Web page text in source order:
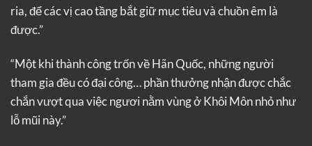
ria, để các vị cao tầng bắt giữ mục tiêu và chuồn êm là
được.”
“Một khi thành công trốn về Hãn Quốc, những người
tham gia đều có đại công… phần thưởng nhận được chắc
chắn vượt qua việc ngươi nằm vùng ở Khôi Môn nhỏ như
lỗ mũi này.”